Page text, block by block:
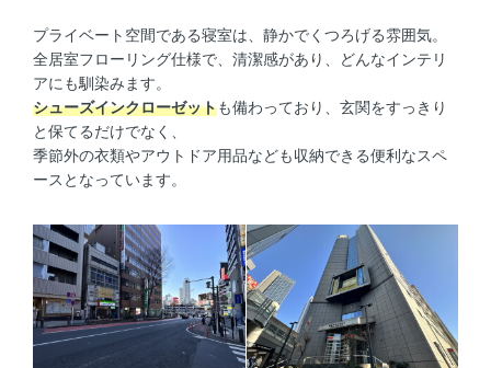
プライベート空間である寝室は、静かでくつろげる雰囲気。
全居室フローリング仕様で、清潔感があり、どんなインテリ
アにも馴染みます。
シューズインクローゼットも備わっており、玄関をすっきり
と保てるだけでなく、
季節外の衣類やアウトドア用品なども収納できる便利なスペ
ースとなっています。